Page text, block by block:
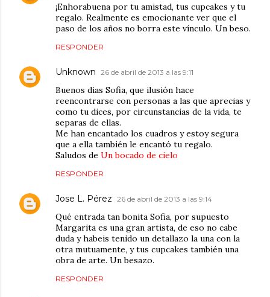
¡Enhorabuena por tu amistad, tus cupcakes y tu
regalo. Realmente es emocionante ver que el
paso de los años no borra este vínculo. Un beso.
RESPONDER
Unknown 26 de abril de 2013 a las 9:11
Buenos dias Sofia, que ilusión hace
reencontrarse con personas a las que aprecias y
como tu dices, por circunstancias de la vida, te
separas de ellas.
Me han encantado los cuadros y estoy segura
que a ella también le encantó tu regalo.
Saludos de Un bocado de cielo
RESPONDER
Jose L. Pérez 26 de abril de 2013 a las 9:14
Qué entrada tan bonita Sofia, por supuesto
Margarita es una gran artista, de eso no cabe
duda y habeis tenido un detallazo la una con la
otra mutuamente, y tus cupcakes también una
obra de arte. Un besazo.
RESPONDER